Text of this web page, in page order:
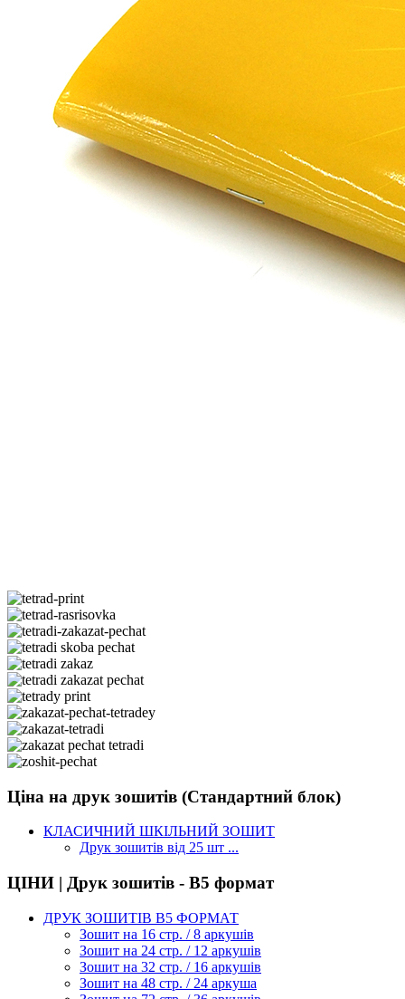
Ціна на друк зошитів (Стандартний блок)
КЛАСИЧНИЙ ШКІЛЬНИЙ ЗОШИТ
Друк зошитів від 25 шт ...
ЦІНИ | Друк зошитів - В5 формат
ДРУК ЗОШИТІВ В5 ФОРМАТ
Зошит на 16 стр. / 8 аркушів
Зошит на 24 стр. / 12 аркушів
Зошит на 32 стр. / 16 аркушів
Зошит на 48 стр. / 24 аркуша